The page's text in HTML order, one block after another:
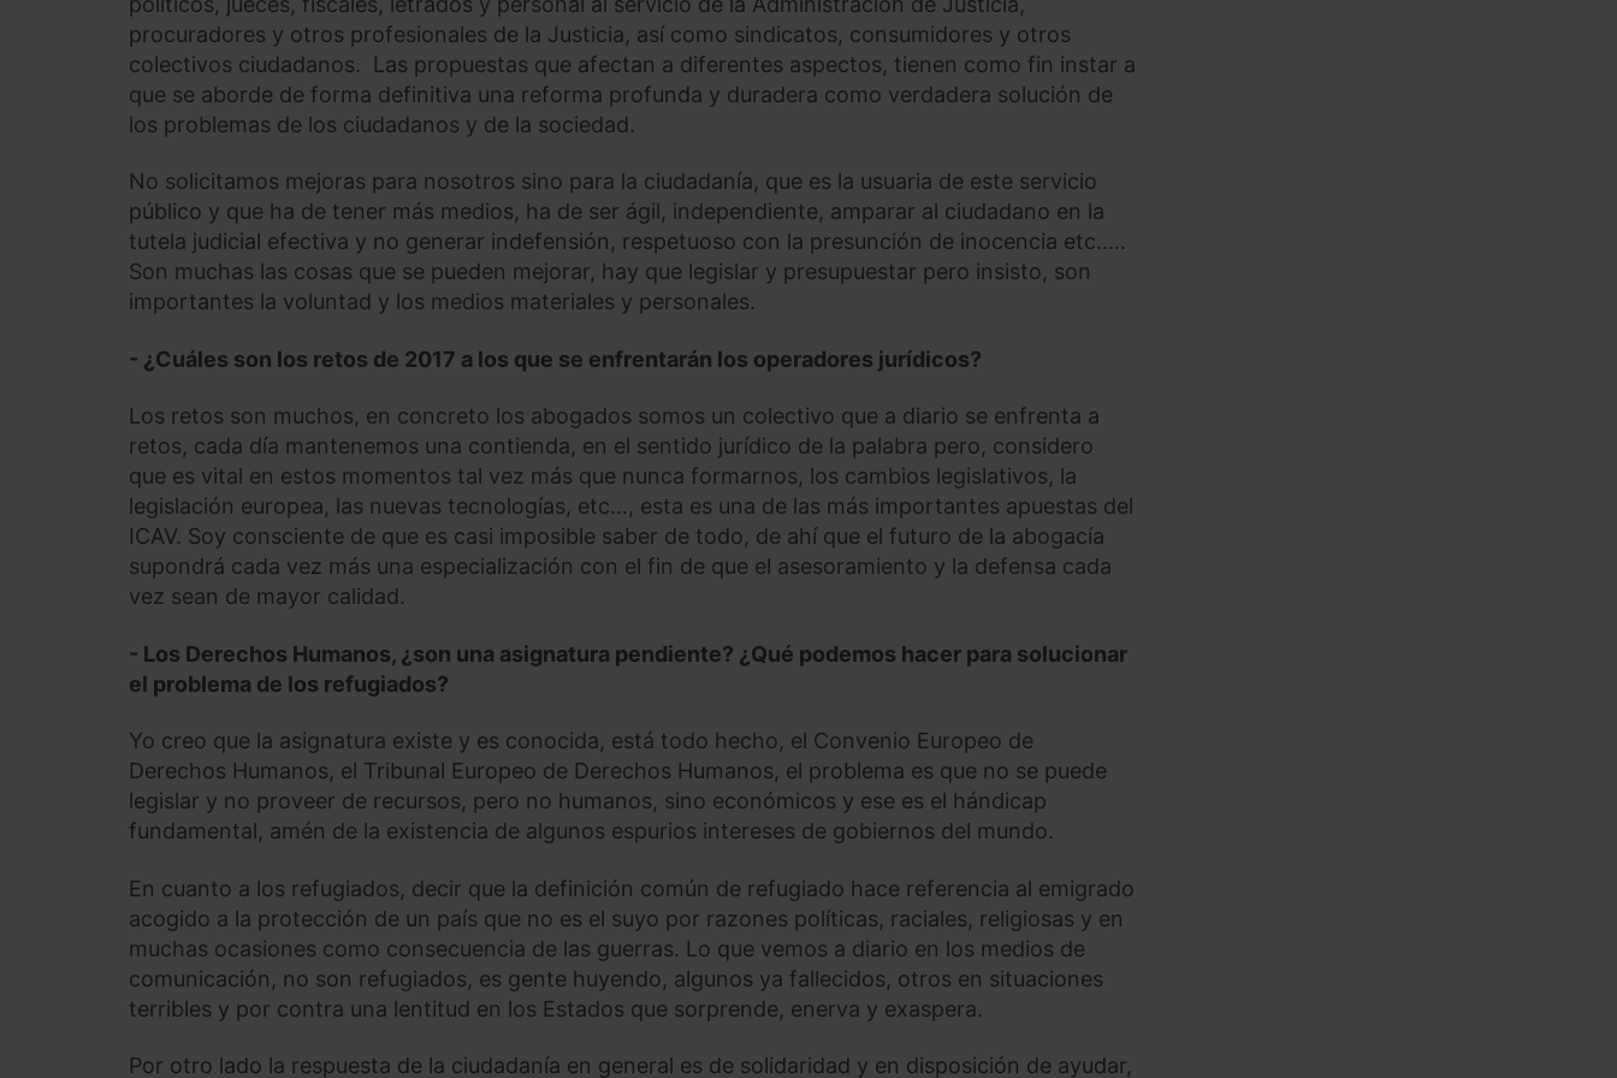
procuradores y otros profesionales de la Justicia, así como sindicatos, consumidores y otros
colectivos ciudadanos. Las propuestas que afectan a diferentes aspectos, tienen como fin instar a
que se aborde de forma definitiva una reforma profunda y duradera como verdadera solución de
los problemas de los ciudadanos y de la sociedad.
No solicitamos mejoras para nosotros sino para la ciudadanía, que es la usuaria de este servicio
público y que ha de tener más medios, ha de ser ágil, independiente, amparar al ciudadano en la
tutela judicial efectiva y no generar indefensión, respetuoso con la presunción de inocencia etc.….
Son muchas las cosas que se pueden mejorar, hay que legislar y presupuestar pero insisto, son
importantes la voluntad y los medios materiales y personales.
- ¿Cuáles son los retos de 2017 a los que se enfrentarán los operadores jurídicos?
Los retos son muchos, en concreto los abogados somos un colectivo que a diario se enfrenta a
retos, cada día mantenemos una contienda, en el sentido jurídico de la palabra pero, considero
que es vital en estos momentos tal vez más que nunca formarnos, los cambios legislativos, la
legislación europea, las nuevas tecnologías, etc..., esta es una de las más importantes apuestas del
ICAV. Soy consciente de que es casi imposible saber de todo, de ahí que el futuro de la abogacía
supondrá cada vez más una especialización con el fin de que el asesoramiento y la defensa cada
vez sean de mayor calidad.
- Los Derechos Humanos, ¿son una asignatura pendiente? ¿Qué podemos hacer para solucionar
el problema de los refugiados?
Yo creo que la asignatura existe y es conocida, está todo hecho, el Convenio Europeo de
Derechos Humanos, el Tribunal Europeo de Derechos Humanos, el problema es que no se puede
legislar y no proveer de recursos, pero no humanos, sino económicos y ese es el hándicap
fundamental, amén de la existencia de algunos espurios intereses de gobiernos del mundo.
En cuanto a los refugiados, decir que la definición común de refugiado hace referencia al emigrado
acogido a la protección de un país que no es el suyo por razones políticas, raciales, religiosas y en
muchas ocasiones como consecuencia de las guerras. Lo que vemos a diario en los medios de
comunicación, no son refugiados, es gente huyendo, algunos ya fallecidos, otros en situaciones
terribles y por contra una lentitud en los Estados que sorprende, enerva y exaspera.
Por otro lado la respuesta de la ciudadanía en general es de solidaridad y en disposición de ayudar,